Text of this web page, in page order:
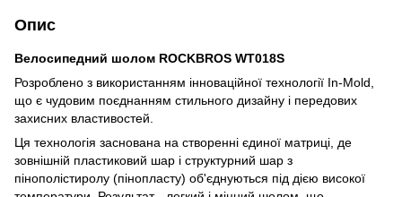
Опис
Велосипедний шолом ROCKBROS WT018S
Розроблено з використанням інноваційної технології In-Mold,
що є чудовим поєднанням стильного дизайну і передових
захисних властивостей.
Ця технологія заснована на створенні єдиної матриці, де
зовнішній пластиковий шар і структурний шар з
пінополістиролу (пінопласту) об'єднуються під дією високої